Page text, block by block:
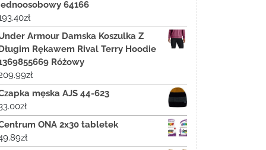
64166
zł
Armour Damska Koszulka Z
Rękawem Rival Terry Hoodie
Różowy
zł
męska AJS 44-623
zł
ONA 2x30 tabletek
zł